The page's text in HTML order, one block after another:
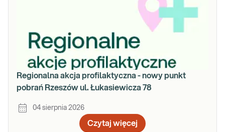
Regionalna akcja profilaktyczna - nowy punkt
pobrań Rzeszów ul. Łukasiewicza 78
04 sierpnia 2026
Czytaj więcej